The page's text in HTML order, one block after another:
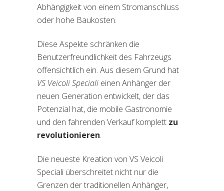
Abhängigkeit von einem Stromanschluss
oder hohe Baukosten.
Diese Aspekte schränken die
Benutzerfreundlichkeit des Fahrzeugs
offensichtlich ein. Aus diesem Grund hat
VS Veicoli Speciali einen Anhänger der
neuen Generation entwickelt, der das
Potenzial hat, die mobile Gastronomie
und den fahrenden Verkauf komplett zu
revolutionieren.
Die neueste Kreation von VS Veicoli
Speciali überschreitet nicht nur die
Grenzen der traditionellen Anhänger,